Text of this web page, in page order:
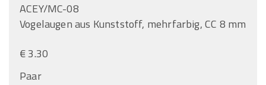
ACEY/MC-08
Vogelaugen aus Kunststoff, mehrfarbig, CC 8 mm
€ 3.30
Paar